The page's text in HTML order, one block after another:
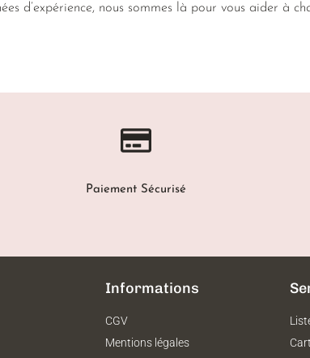
d’expérience, nous sommes là pour vous aider à
Paiement Sécurisé
Informations
CGV
Mentions légales